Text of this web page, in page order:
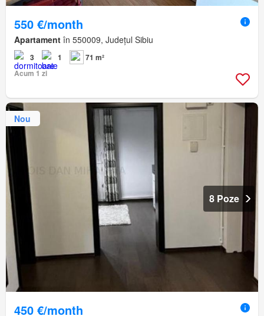
550 €/month
Apartament în 550009, Județul Sibiu
3 1
71 m²
Acum 1 zi
Nou
8 Poze
450 €/month